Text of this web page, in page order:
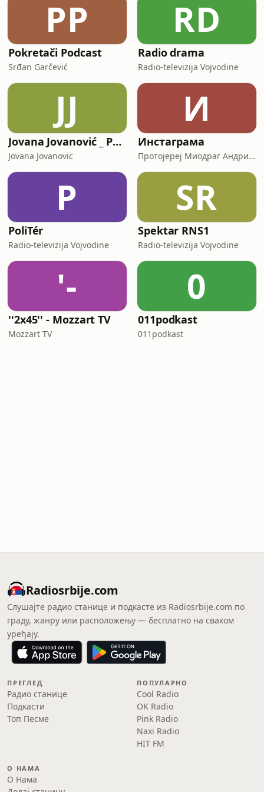
PP
Pokretači Podcast
Srđan Garčević
RD
Radio drama
Radio-televizija Vojvodine
JJ
Jovana Jovanović _ Podcast
Jovana Jovanovic
И
Инстаграма
Протојереј Миодраг Андрић, настојатељ Николајевске цркве у Новом Саду
P
PoliTér
Radio-televizija Vojvodine
SR
Spektar RNS1
Radio-televizija Vojvodine
'-
''2x45'' - Mozzart TV
Mozzart TV
0
011podkast
011podkast
Radiosrbije.com
Слушајте радио станице и подкасте из Radiosrbije.com по
граду, жанру или расположењу — бесплатно на сваком
уређају.
ПРЕГЛЕД
Радио станице
Подкасти
Топ Песме
ПОПУЛАРНО
Cool Radio
OK Radio
Pink Radio
Naxi Radio
HIT FM
О НАМА
О Нама